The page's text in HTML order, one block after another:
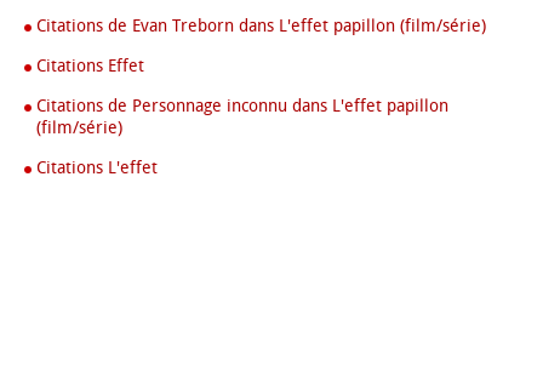
Citations de Evan Treborn dans L'effet papillon (film/série)
Citations Effet
Citations de Personnage inconnu dans L'effet papillon
(film/série)
Citations L'effet